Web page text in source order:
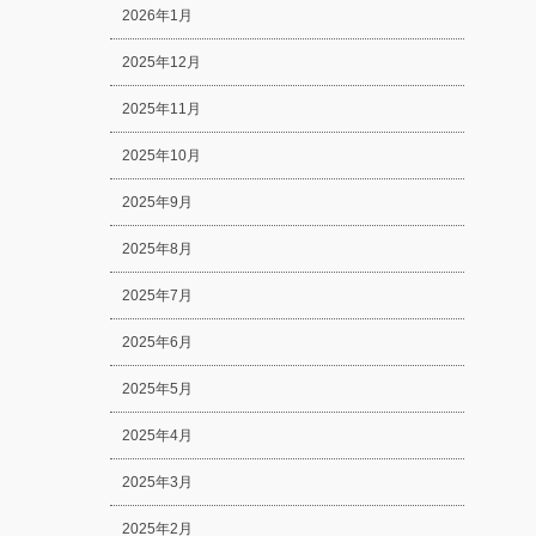
2026年1月
2025年12月
2025年11月
2025年10月
2025年9月
2025年8月
2025年7月
2025年6月
2025年5月
2025年4月
2025年3月
2025年2月